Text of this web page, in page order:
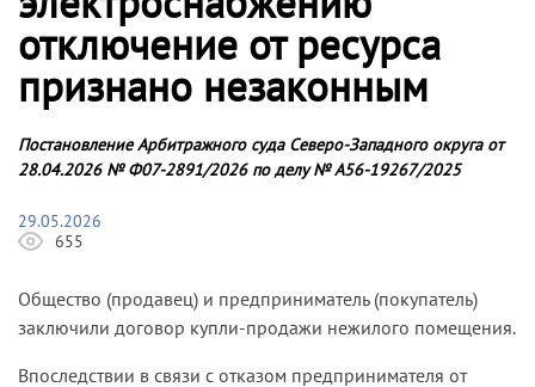
отключение от ресурса
признано незаконным
Постановление Арбитражного суда Северо-Западного округа от
28.04.2026 № Ф07-2891/2026 по делу № А56-19267/2025
29.05.2026
655
Общество (продавец) и предприниматель (покупатель)
заключили договор купли-продажи нежилого помещения.
Впоследствии в связи с отказом предпринимателя от